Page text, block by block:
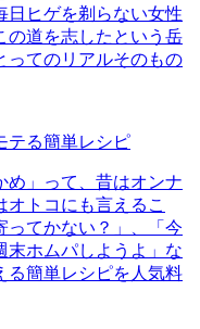
日ヒゲを剃らない女性
の道を志したという岳
ってのリアルそのもの
テる簡単レシピ
め」って、昔はオンナ
オトコにも言えるこ
ってかない？」、「今
末ホムパしようよ」な
る簡単レシピを人気料